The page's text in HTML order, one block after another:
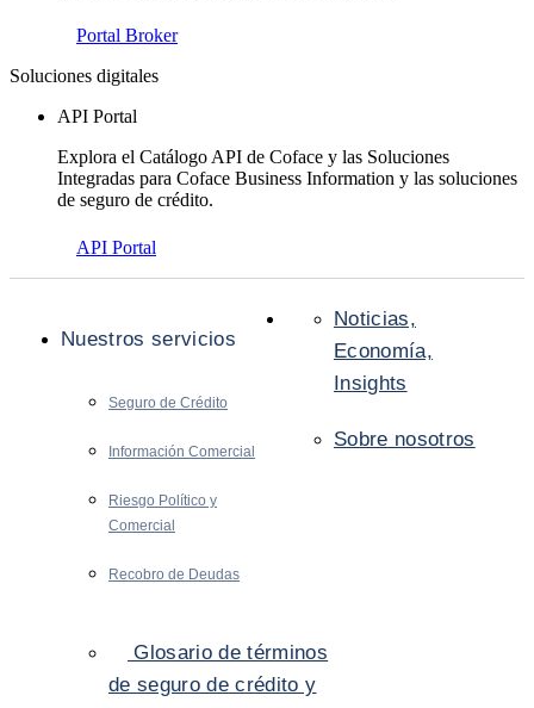
Portal Broker
Soluciones digitales
API Portal
Explora el Catálogo API de Coface y las Soluciones
Integradas para Coface Business Information y las soluciones
de seguro de crédito.
API Portal
Nuestros servicios
Seguro de Crédito
Información Comercial
Riesgo Político y
Comercial
Recobro de Deudas
Noticias,
Economía,
Insights
Sobre nosotros
Glosario de términos
de seguro de crédito y